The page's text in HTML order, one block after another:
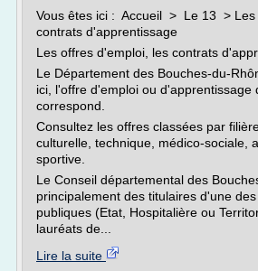
Vous êtes ici : Accueil > Le 13 > Les
contrats d'apprentissage
Les offres d'emploi, les contrats
Le Département des Bouches-du-
ici, l'offre d'emploi ou d'apprentissage
correspond.
Consultez les offres classées par
culturelle, technique, médico-sociale,
sportive.
Le Conseil départemental des
principalement des titulaires d'une
publiques (Etat, Hospitalière ou
lauréats de...
Lire la suite